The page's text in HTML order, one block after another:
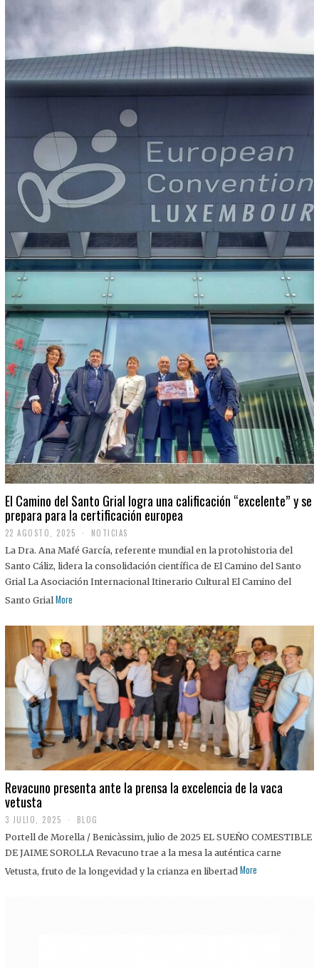
El Camino del Santo Grial logra una calificación “excelente” y se
prepara para la certificación europea
22 AGOSTO, 2025
2
A
G
O
S
2
5
NOTICIAS
La Dra. Ana Mafé García, referente mundial en la protohistoria del
Santo Cáliz, lidera la consolidación científica de El Camino del Santo
Grial La Asociación Internacional Itinerario Cultural El Camino del
Santo Grial More
Revacuno presenta ante la prensa la excelencia de la vaca
vetusta
3 JULIO, 2025
J
U
I
BLOG
Portell de Morella / Benicàssim, julio de 2025 EL SUEÑO COMESTIBLE
DE JAIME SOROLLA Revacuno trae a la mesa la auténtica carne
Vetusta, fruto de la longevidad y la crianza en libertad More